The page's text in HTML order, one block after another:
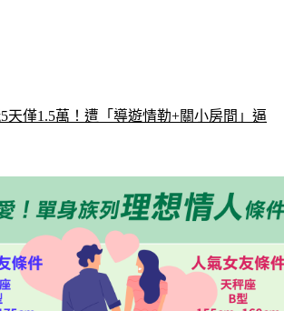
天僅1.5萬！遭「導遊情勒+關小房間」逼